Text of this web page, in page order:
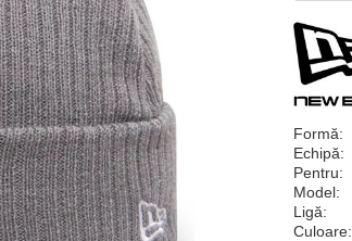
Formă:
Echipă:
Pentru:
Model:
Ligă:
Culoare: